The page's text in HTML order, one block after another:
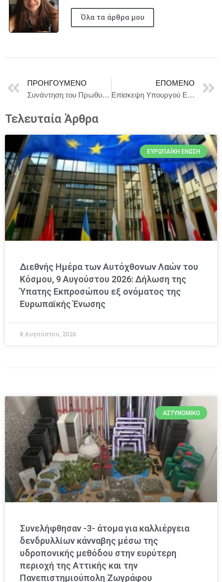
Όλα τα άρθρα μου
ΠΡΟΗΓΟΎΜΕΝΟ
Συνάντηση του Πρωθυπουργού Κυριάκου Μητσοτάκη με τον Ευρωπαίο Επίτροπο Ενέργειας και Στέγασης Dan Jørgensen
ΕΠΌΜΕΝΟ
Επίσκεψη Υπουργού Εθνικής Άμυνας Νίκου Δένδια στον Λίβανο
Τελευταία Άρθρα
ΕΥΡΩΠΑΪΚΉ ΈΝΩΣΗ
Διεθνής Ημέρα των Αυτόχθονων Λαών του
Κόσμου, 9 Αυγούστου 2026: Δήλωση της
Ύπατης Εκπροσώπου εξ ονόματος της
Ευρωπαϊκής Ένωσης
8 Αυγούστου, 2026
ΑΣΤΥΝΟΜΙΚΌ
Συνελήφθησαν -3- άτομα για καλλιέργεια
δενδρυλλίων κάνναβης μέσω της
υδροπονικής μεθόδου στην ευρύτερη
περιοχή της Αττικής και την
Πανεπιστημιούπολη Ζωγράφου